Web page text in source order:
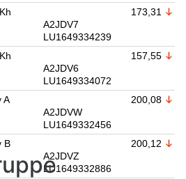
A2JDV7
LU1649334239
173,31
A2JDV6
LU1649334072
157,55
A
A2JDVW
LU1649332456
200,08
B
A2JDVZ
LU1649332886
200,12